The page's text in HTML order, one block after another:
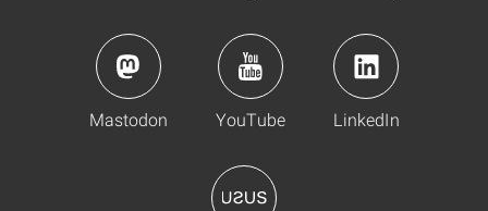
Mastodon YouTube LinkedIn